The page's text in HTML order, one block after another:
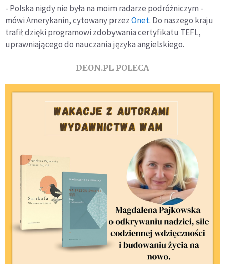
- Polska nigdy nie była na moim radarze podróżniczym -
mówi Amerykanin, cytowany przezOnet. Do naszego kraju
trafił dzięki programowi zdobywania certyfikatu TEFL,
uprawniającego do nauczania języka angielskiego.
DEON.PL POLECA